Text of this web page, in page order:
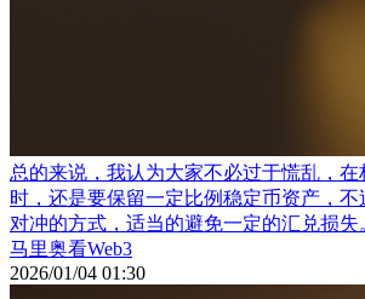
总的来说，我认为大家不必过于慌乱，
时，还是要保留一定比例稳定币资产，
对冲的方式，适当的避免一定的汇兑损失
马里奥看Web3
2026/01/04 01:30